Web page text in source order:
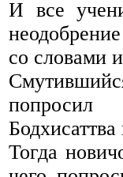
И все
со словами
попросил
Тогда